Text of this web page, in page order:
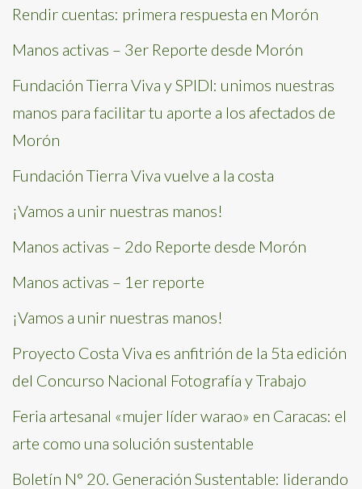
Rendir cuentas: primera respuesta en Morón
Manos activas – 3er Reporte desde Morón
Fundación Tierra Viva y SPIDI: unimos nuestras
manos para facilitar tu aporte a los afectados de
Morón
Fundación Tierra Viva vuelve a la costa
¡Vamos a unir nuestras manos!
Manos activas – 2do Reporte desde Morón
Manos activas – 1er reporte
¡Vamos a unir nuestras manos!
Proyecto Costa Viva es anfitrión de la 5ta edición
del Concurso Nacional Fotografía y Trabajo
Feria artesanal «mujer líder warao» en Caracas: el
arte como una solución sustentable
Boletín N° 20. Generación Sustentable: liderando